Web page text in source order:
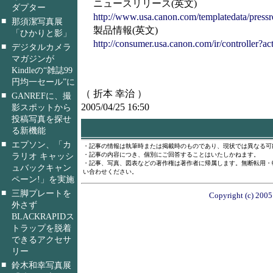
ダプター
■ 那須潔写真展
「ひかりと影」
■ デジタルカメラ
マガジンが
Kindleの“雑誌99
円均一セール”に
■ GANREFに、撮
影スポットから
投稿写真を探せ
る新機能
■
エプソン、「カ
ラリオ キャッシ
ュバックキャン
ペーン!」を実施
■ 三脚プレートを
外さず
BLACKRAPIDス
トラップを脱着
できるアクセサ
リー
■ 鈴木和幸写真展
ニュースリリース(英文)
http://www.usa.canon.com/templatedata/
製品情報(英文)
http://consumer.usa.canon.com/ir/
（ 折本 幸治 ）
2005/04/25 16:50
・記事の情報は執筆時または掲載時のものであり、現状では異なる
・記事の内容につき、個別にご回答することはいたしかねます。
・記事、写真、図表などの著作権は著作者に帰属します。無断転用
い合わせください。
Copyright (c) 2005